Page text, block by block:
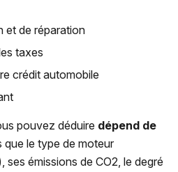
et de réparation
taxes
crédit automobile
pouvez déduire dépend de
que le type de moteur
ses émissions de CO2, le degré